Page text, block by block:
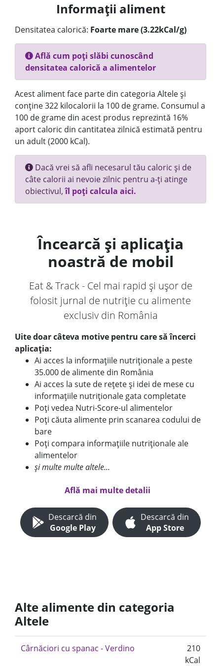
Informații aliment
Densitatea calorică: Foarte mare (3.22kCal/g)
Află cum poți slăbi cunoscând
densitatea calorică a alimentelor
Acest aliment face parte din categoria Altele și
conține 322 kilocalorii la 100 de grame. Consumul a
100 de grame din acest produs reprezintă 16%
aport caloric din cantitatea zilnică estimată pentru
un adult (2000 kCal).
Dacă vrei să afli necesarul tău caloric și de
câte calorii ai nevoie zilnic pentru a-ți atinge
obiectivul,îl poți calcula aici.
Încearcă și aplicația
noastră de mobil
Eat & Track - Cel mai rapid și ușor de
folosit jurnal de nutriție cu alimente
exclusiv din România
Uite doar câteva motive pentru care să încerci
aplicația:
Ai acces la informațiile nutriționale a peste
35.000 de alimente din România
Ai acces la sute de rețete și idei de mese cu
informațiile nutriționale gata completate
Poți vedea Nutri-Score-ul alimentelor
Poți căuta alimente prin scanarea codului de
bare
Poți compara informațiile nutriționale ale
alimentelor
și multe multe altele...
Află mai multe detalii
Descarcă din
Google Play
Descarcă din
App Store
Alte alimente din categoria
Altele
Cârnăciori cu spanac - Verdino
210
kCal